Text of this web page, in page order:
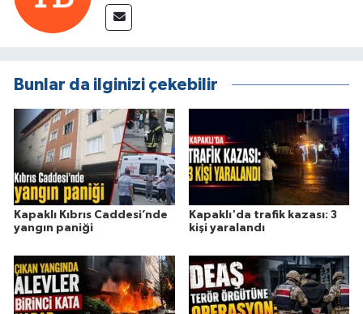
Bunlar da ilginizi çekebilir
Kapaklı Kıbrıs Caddesi’nde
yangın paniği
Kapaklı'da trafik kazası: 3
kişi yaralandı